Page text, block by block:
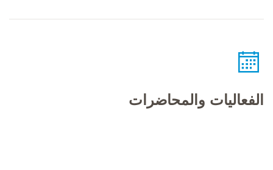
الفعاليات والمحاضرات